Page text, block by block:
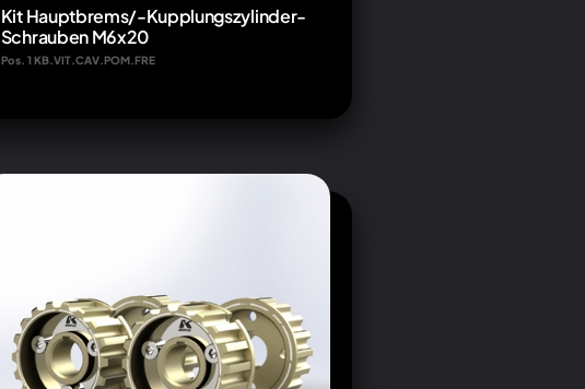
Kit Hauptbrems/-Kupplungszylinder-
Schrauben M6x20
Pos. 1 KB.VIT.CAV.POM.FRE